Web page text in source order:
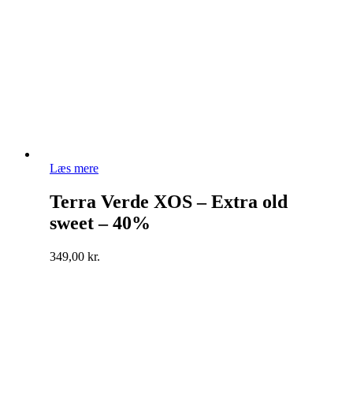
Læs mere
Terra Verde XOS – Extra old
sweet – 40%
349,00 kr.